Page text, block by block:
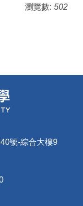
瀏覽數: 502
號-綜合大樓9